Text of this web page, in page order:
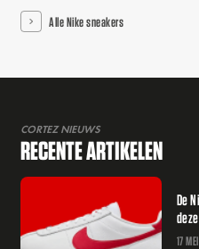
Alle Nike sneakers
CORTEZ NIEUWS
RECENTE ARTIKELEN
De
17